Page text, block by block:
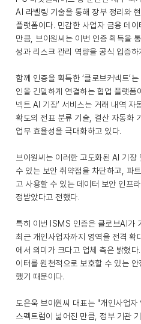
AI 라벨링 기술을 통해 장부 정리와
플랫폼이다. 민감한 사업자 금융 데
만큼, 브이원씨는 이번 인증 획득을
성과 리스크 관리 역량을 공식 입증하
함께 인증을 획득한 ‘클로브커넥트’
인을 긴밀하게 연결하는 협업 플랫폼
넥트 AI 기장’ 서비스는 거래 내역
확도의 전표 분류 기술, 결산 자동화
업무 효율성을 극대화하고 있다.
브이원씨는 이러한 고도화된 AI 기
수 있는 보안 취약점을 차단하고, 파
고 사용할 수 있는 데이터 보안 인프
정받았다고 전했다.
특히 이번 ISMS 인증은 클로브AI가
최근 개인사업자까지 영역을 전격 확
에서 의미가 크다고 업체 측은 밝혔다
이터를 원천적으로 보호할 수 있는
했기 때문이다.
도은욱 브이원씨 대표는 "개인사업
스펙트럼이 넓어진 만큼, 정부 기관